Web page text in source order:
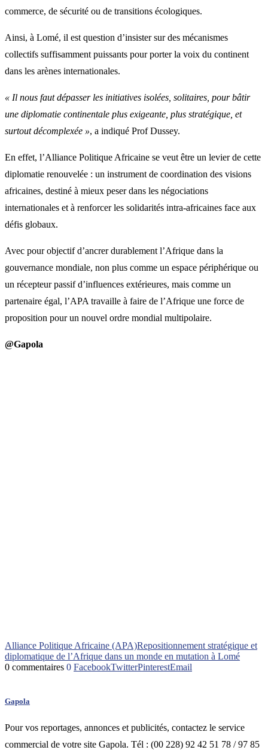
commerce, de sécurité ou de transitions écologiques.
Ainsi, à Lomé, il est question d’insister sur des mécanismes
collectifs suffisamment puissants pour porter la voix du continent
dans les arènes internationales.
« Il nous faut dépasser les initiatives isolées, solitaires, pour bâtir
une diplomatie continentale plus exigeante, plus stratégique, et
surtout décomplexée », a indiqué Prof Dussey.
En effet, l’Alliance Politique Africaine se veut être un levier de cette
diplomatie renouvelée : un instrument de coordination des visions
africaines, destiné à mieux peser dans les négociations
internationales et à renforcer les solidarités intra-africaines face aux
défis globaux.
Avec pour objectif d’ancrer durablement l’Afrique dans la
gouvernance mondiale, non plus comme un espace périphérique ou
un récepteur passif d’influences extérieures, mais comme un
partenaire égal, l’APA travaille à faire de l’Afrique une force de
proposition pour un nouvel ordre mondial multipolaire.
@Gapola
Alliance Politique Africaine (APA)Repositionnement stratégique et
diplomatique de l’Afrique dans un monde en mutation à Lomé
0 commentaires 0 FacebookTwitterPinterestEmail
Gapola
Pour vos reportages, annonces et publicités, contactez le service
commercial de votre site Gapola. Tél : (00 228) 92 42 51 78 / 97 85